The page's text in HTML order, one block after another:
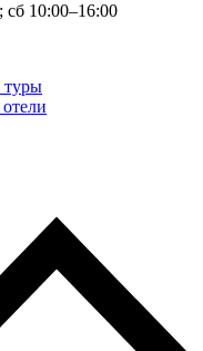
сб 10:00–16:00
туры